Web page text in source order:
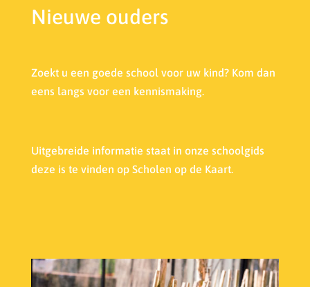
Nieuwe ouders
Zoekt u een goede school voor uw kind? Kom dan
eens langs voor een kennismaking.
Uitgebreide informatie staat in onze schoolgids
deze is te vinden op Scholen op de Kaart.